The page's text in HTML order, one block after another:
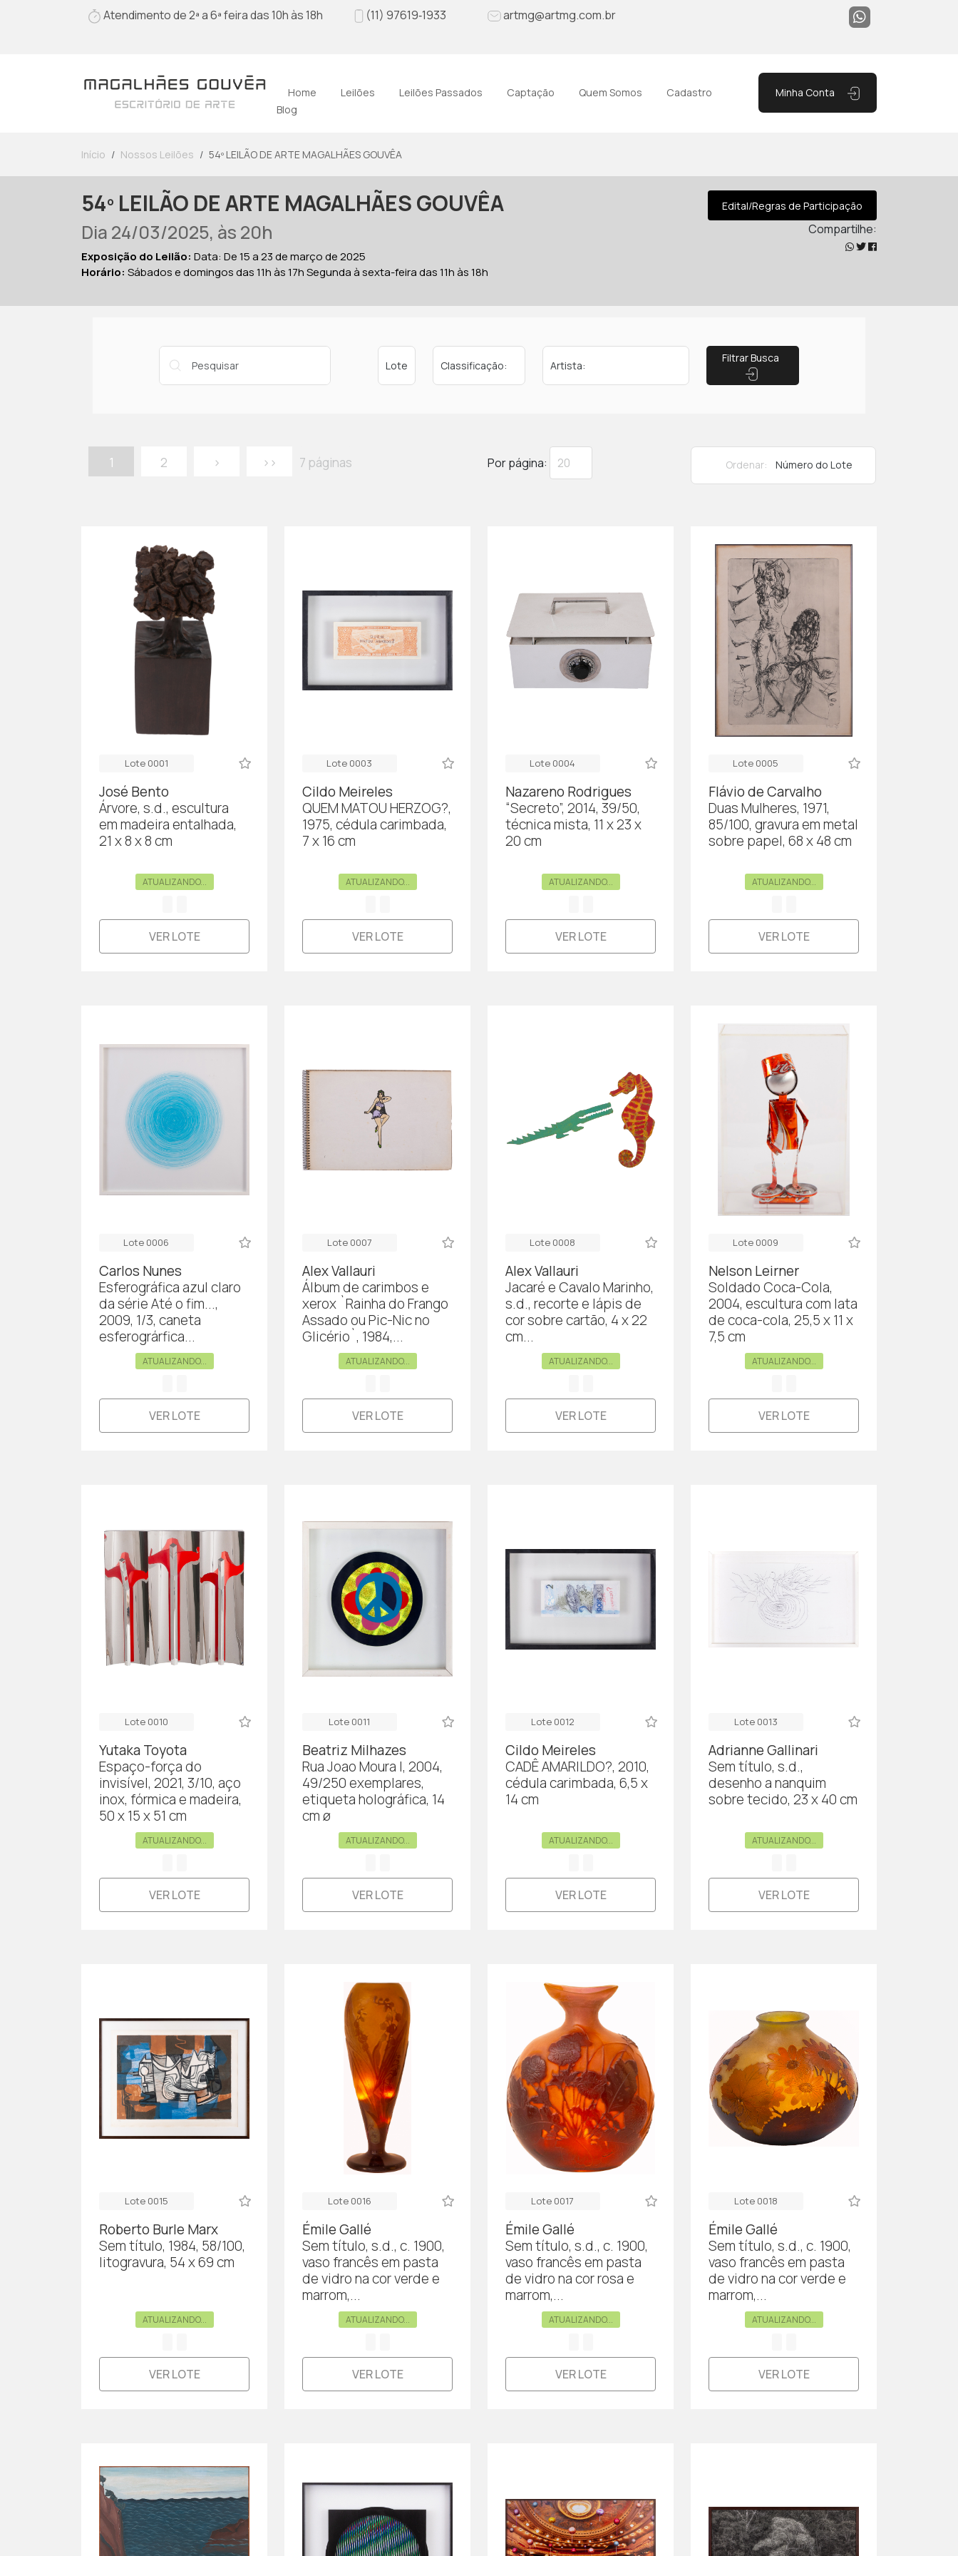
Atendimento de 2ª a 6ª feira das 10h às 18h (11)‪ 97619‑1933‬ artmg@artmg.com.br
Home Leilões Leilões Passados Captação Quem Somos
Cadastro
Blog
Minha Conta
Início Nossos Leilões 54º LEILÃO DE ARTE MAGALHÃES GOUVÊA
54º LEILÃO DE ARTE MAGALHÃES GOUVÊA
Dia 24/03/2025, às 20h
Exposição do Leilão: Data: De 15 a 23 de março de 2025
Horário: Sábados e domingos das 11h às 17h Segunda à sexta-feira das 11h às 18h
Edital/Regras de Participação
Compartilhe:
1 2 > >> 7 páginas Por página: Ordenar:
Lote 0001
José Bento
Árvore, s.d., escultura
em madeira entalhada,
21 x 8 x 8 cm
ATUALIZANDO...
VER LOTE
Lote 0003
Cildo Meireles
QUEM MATOU HERZOG?,
1975, cédula carimbada,
7 x 16 cm
ATUALIZANDO...
VER LOTE
Lote 0004
Nazareno Rodrigues
“Secreto”, 2014, 39/50,
técnica mista, 11 x 23 x
20 cm
ATUALIZANDO...
VER LOTE
Lote 0005
Flávio de Carvalho
Duas Mulheres, 1971,
85/100, gravura em metal
sobre papel, 68 x 48 cm
ATUALIZANDO...
VER LOTE
Lote 0006
Carlos Nunes
Esferográfica azul claro
da série Até o fim...,
2009, 1/3, caneta
esferográrfica...
ATUALIZANDO...
VER LOTE
Lote 0007
Alex Vallauri
Álbum de carimbos e
xerox `Rainha do Frango
Assado ou Pic-Nic no
Glicério`, 1984,...
ATUALIZANDO...
VER LOTE
Lote 0008
Alex Vallauri
Jacaré e Cavalo Marinho,
s.d., recorte e lápis de
cor sobre cartão, 4 x 22
cm...
ATUALIZANDO...
VER LOTE
Lote 0009
Nelson Leirner
Soldado Coca-Cola,
2004, escultura com lata
de coca-cola, 25,5 x 11 x
7,5 cm
ATUALIZANDO...
VER LOTE
Lote 0010
Yutaka Toyota
Espaço-força do
invisível, 2021, 3/10, aço
inox, fórmica e madeira,
50 x 15 x 51 cm
ATUALIZANDO...
VER LOTE
Lote 0011
Beatriz Milhazes
Rua Joao Moura I, 2004,
49/250 exemplares,
etiqueta holográfica, 14
cm ø
ATUALIZANDO...
VER LOTE
Lote 0012
Cildo Meireles
CADÊ AMARILDO?, 2010,
cédula carimbada, 6,5 x
14 cm
ATUALIZANDO...
VER LOTE
Lote 0013
Adrianne Gallinari
Sem título, s.d.,
desenho a nanquim
sobre tecido, 23 x 40 cm
ATUALIZANDO...
VER LOTE
Lote 0015
Roberto Burle Marx
Sem título, 1984, 58/100,
litogravura, 54 x 69 cm
ATUALIZANDO...
VER LOTE
Lote 0016
Émile Gallé
Sem título, s.d., c. 1900,
vaso francês em pasta
de vidro na cor verde e
marrom,...
ATUALIZANDO...
VER LOTE
Lote 0017
Émile Gallé
Sem título, s.d., c. 1900,
vaso francês em pasta
de vidro na cor rosa e
marrom,...
ATUALIZANDO...
VER LOTE
Lote 0018
Émile Gallé
Sem título, s.d., c. 1900,
vaso francês em pasta
de vidro na cor verde e
marrom,...
ATUALIZANDO...
VER LOTE